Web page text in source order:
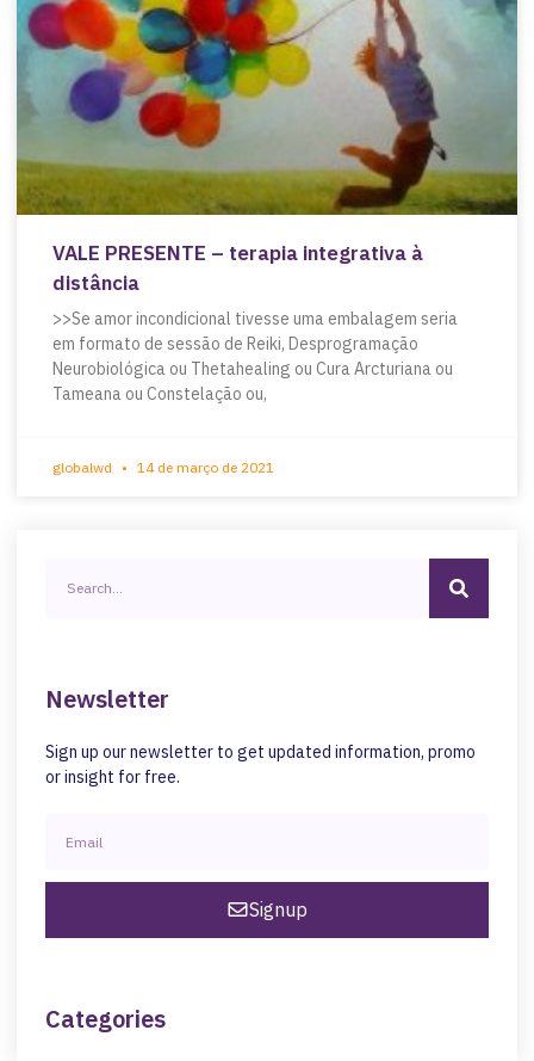
VALE PRESENTE – terapia integrativa à
distância
>>Se amor incondicional tivesse uma embalagem seria
em formato de sessão de Reiki, Desprogramação
Neurobiológica ou Thetahealing ou Cura Arcturiana ou
Tameana ou Constelação ou,
globalwd 14 de março de 2021
Newsletter
Sign up our newsletter to get updated information, promo
or insight for free.
Signup
Categories